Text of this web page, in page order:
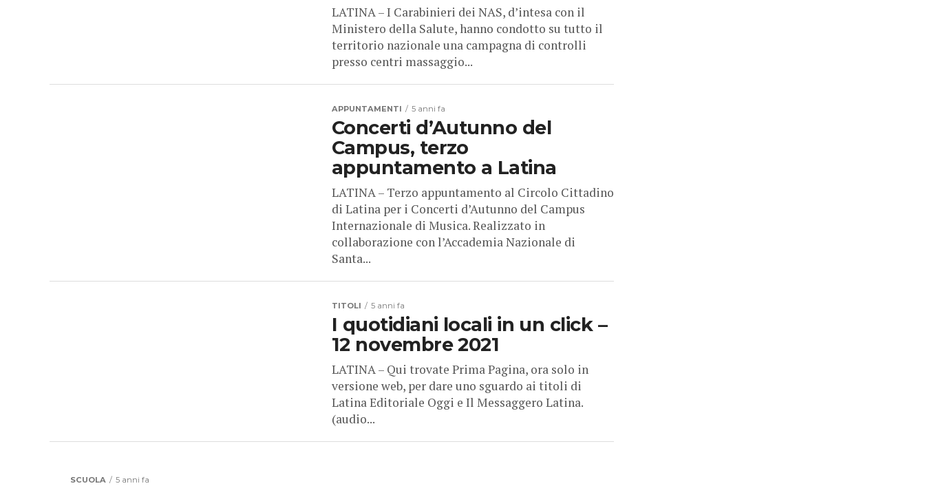
LATINA – I Carabinieri dei NAS, d’intesa con il
Ministero della Salute, hanno condotto su tutto il
territorio nazionale una campagna di controlli
presso centri massaggio...
APPUNTAMENTI 5 anni fa
Concerti d’Autunno del
Campus, terzo
appuntamento a Latina
LATINA – Terzo appuntamento al Circolo Cittadino
di Latina per i Concerti d’Autunno del Campus
Internazionale di Musica. Realizzato in
collaborazione con l’Accademia Nazionale di
Santa...
TITOLI 5 anni fa
I quotidiani locali in un click –
12 novembre 2021
LATINA – Qui trovate Prima Pagina, ora solo in
versione web, per dare uno sguardo ai titoli di
Latina Editoriale Oggi e Il Messaggero Latina.
(audio...
SCUOLA 5 anni fa